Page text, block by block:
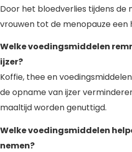
Door het bloedverlies tijdens
vrouwen tot de menopauze een
Welke voedingsmiddelen
ijzer?
Koffie, thee en
de opname van ijzer
maaltijd worden genuttigd.
Welke voedingsmiddelen
nemen?